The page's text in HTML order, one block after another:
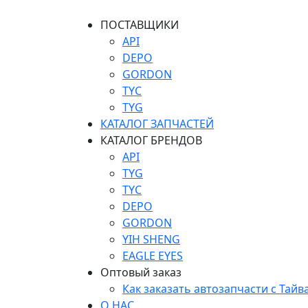
ПОСТАВЩИКИ
API
DEPO
GORDON
TYC
TYG
КАТАЛОГ ЗАПЧАСТЕЙ
КАТАЛОГ БРЕНДОВ
API
TYG
TYC
DEPO
GORDON
YIH SHENG
EAGLE EYES
Оптовый заказ
Как заказать автозапчасти с